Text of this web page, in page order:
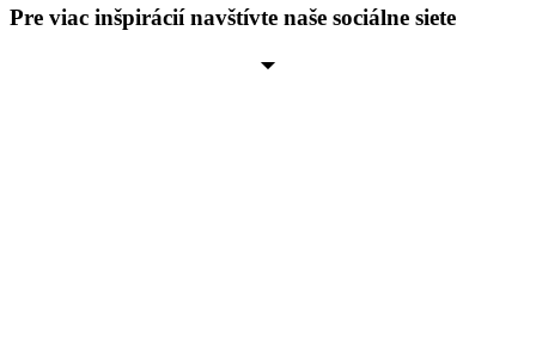
Pre viac inšpirácií navštívte naše sociálne siete